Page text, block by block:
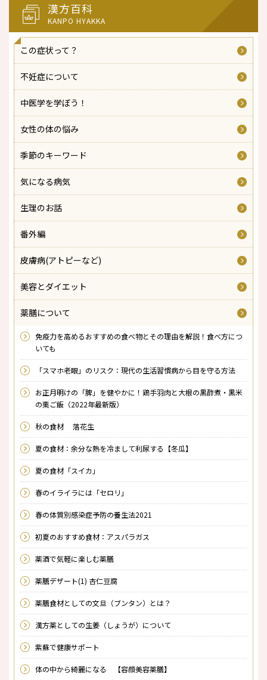
漢方百科
KANPO HYAKKA
この症状って？
不妊症について
中医学を学ぼう！
女性の体の悩み
季節のキーワード
気になる病気
生理のお話
番外編
皮膚病(アトピーなど)
美容とダイエット
薬膳について
免疫力を高めるおすすめの食べ物とその理由を解説！食べ方につ
いても
「スマホ老眼」のリスク：現代の生活習慣病から目を守る方法
お正月明けの「脾」を健やかに！鶏手羽肉と大根の黒酢煮・黒米
の栗ご飯（2022年最新版）
秋の食材 落花生
夏の食材：余分な熱を冷まして利尿する【冬瓜】
夏の食材「スイカ」
春のイライラには「セロリ」
春の体質別感染症予防の養生法2021
初夏のおすすめ食材：アスパラガス
薬酒で気軽に楽しむ薬膳
薬膳デザート(1) 杏仁豆腐
薬膳食材としての文旦（ブンタン）とは？
漢方薬としての生姜（しょうが）について
紫蘇で健康サポート
体の中から綺麗になる 【容顔美容薬膳】